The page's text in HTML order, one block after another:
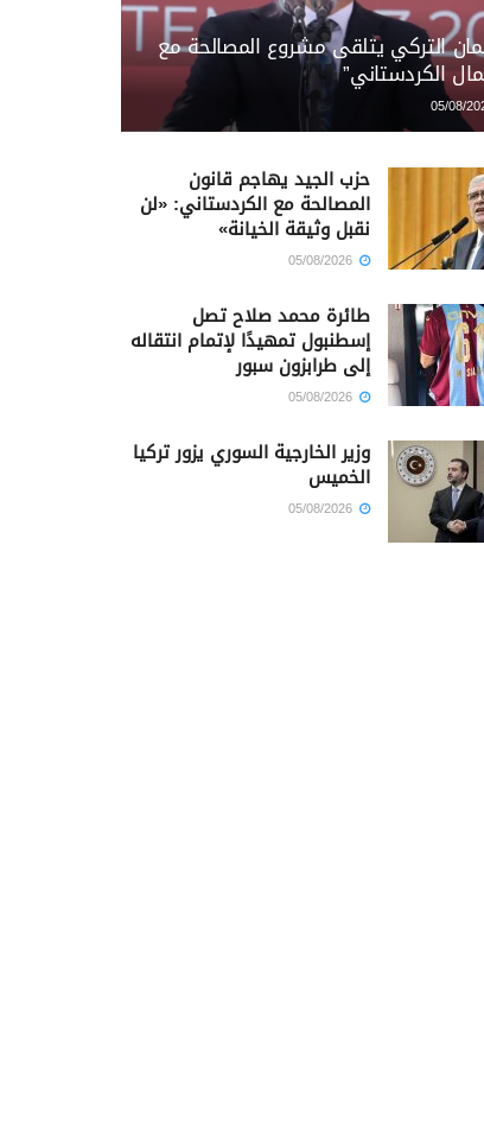
التركي يتلقى مشروع المصالحة مع
الكردستاني”
حزب الجيد يهاجم قانون
المصالحة مع الكردستاني: «لن
نقبل وثيقة الخيانة»
طائرة محمد صلاح تصل
إسطنبول تمهيدًا لإتمام انتقاله
إلى طرابزون سبور
وزير الخارجية السوري يزور تركيا
الخميس